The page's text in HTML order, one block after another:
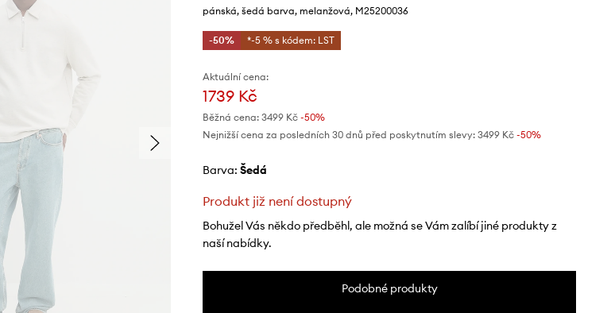
pánská, šedá barva, melanžová, M25200036
-50% *-5 % s kódem: LST
Aktuální cena:
1739 Kč
Běžná cena: 3499 Kč-50%
Nejnižší cena za posledních 30 dnů před poskytnutím slevy: 3499 Kč -50%
Barva: šedá
Produkt již není dostupný
Bohužel Vás někdo předběhl, ale možná se Vám zalíbí jiné produkty z
naší nabídky.
Podobné produkty